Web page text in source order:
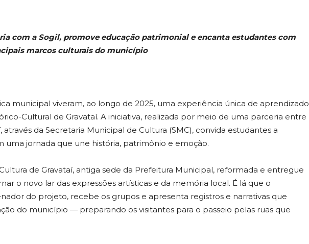
com a Sogil, promove educação patrimonial e encanta estudantes com
marcos culturais do município
municipal viveram, ao longo de 2025, uma experiência única de aprendizado
Cultural de Gravataí. A iniciativa, realizada por meio de uma parceria entre
através da Secretaria Municipal de Cultura (SMC), convida estudantes a
uma jornada que une história, patrimônio e emoção.
de Gravataí, antiga sede da Prefeitura Municipal, reformada e entregue
o novo lar das expressões artísticas e da memória local. É lá que o
do projeto, recebe os grupos e apresenta registros e narrativas que
do município — preparando os visitantes para o passeio pelas ruas que